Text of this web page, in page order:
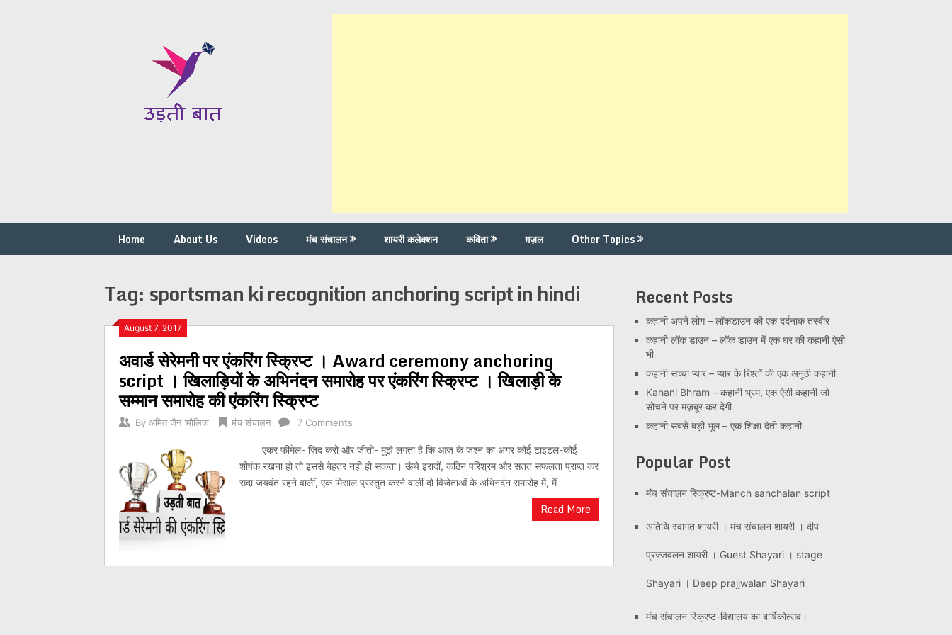
Home About Us Videos मंच संचालन शायरी कलेक्शन कविता ग़ज़ल Other Topics
Tag: sportsman ki recognition anchoring script in hindi
August 7, 2017
अवार्ड सेरेमनी पर एंकरिंग स्क्रिप्ट । Award ceremony anchoring
script । खिलाड़ियों के अभिनंदन समारोह पर एंकरिंग स्क्रिप्ट । खिलाड़ी के
सम्मान समारोह की एंकरिंग स्क्रिप्ट
By अमित जैन 'मौलिक' मंच संचालन 7 Comments
एंकर फीमेल- ज़िद करो और जीतो- मुझे लगता है कि आज के जश्न का अगर कोई टाइटल-कोई
शीर्षक रखना हो तो इससे बेहतर नही हो सकता। ऊंचे इरादों, कठिन परिश्रम और सतत सफलता प्राप्त कर
सदा जयवंत रहने वालीं, एक मिसाल प्रस्तुत करने वालीं दो विजेताओं के अभिनदंन समारोह में, मैं
Read More
Posts
navigation
Recent Posts
कहानी अपने लोग – लॉकडाउन की एक दर्दनाक तस्वीर
कहानी लॉक डाउन – लॉक डाउन में एक घर की कहानी ऐसी
भी
कहानी सच्चा प्यार – प्यार के रिश्तों की एक अनूठी कहानी
Kahani Bhram – कहानी भ्रम, एक ऐसी कहानी जो
सोचने पर मज़बूर कर देगी
कहानी सबसे बड़ी भूल – एक शिक्षा देती कहानी
Popular Post
मंच संचालन स्क्रिप्ट-Manch sanchalan script
अतिथि स्वागत शायरी । मंच संचालन शायरी । दीप
प्रज्जवलन शायरी । Guest Shayari । stage
Shayari । Deep prajjwalan Shayari
मंच संचालन स्क्रिप्ट-विद्यालय का बार्षिकोत्सव।